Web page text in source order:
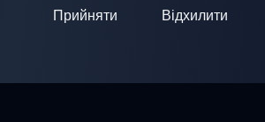
Прийняти Відхилити